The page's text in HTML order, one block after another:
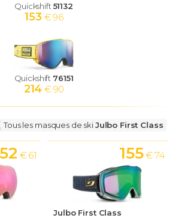
Quickshift 51132
153 € 96
Quickshift 76151
214 € 90
DE SKI
Tous les masques de skiJulbo First Class
€ 61
Julbo First Class
155 € 74